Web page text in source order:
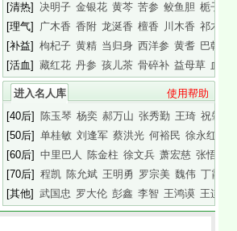
[清热] 决明子 金银花 黄芩 苦参 鲛鱼胆 栀子
[理气]
广木香 香附 龙涎香 檀香 川木香 祁木香
[补益] 枸杞子 黄精 当归身 西洋参 黄耆 巴戟天
[活血] 藏红花 丹参 孩儿茶 骨碎补 益母草 血竭
进入名人库
使用帮助
[40后]
陈玉琴 杨奕 郝万山 张秀勤 王琦 祝肇刚
[50后] 单桂敏 刘逢军 蔡洪光 何裕民 徐永红
[60后] 中里巴人 陈金柱 徐文兵 萧宏慈 张悟本
[70后] 程凯 陈允斌 王明勇 罗宗美 魏伟 丁霞
[其他] 武国忠 罗大伦 彭鑫 李智 王鸿谟 王连清